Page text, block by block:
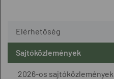
Elérhetőség
Sajtóközlemények
2026-os sajtóközlemények